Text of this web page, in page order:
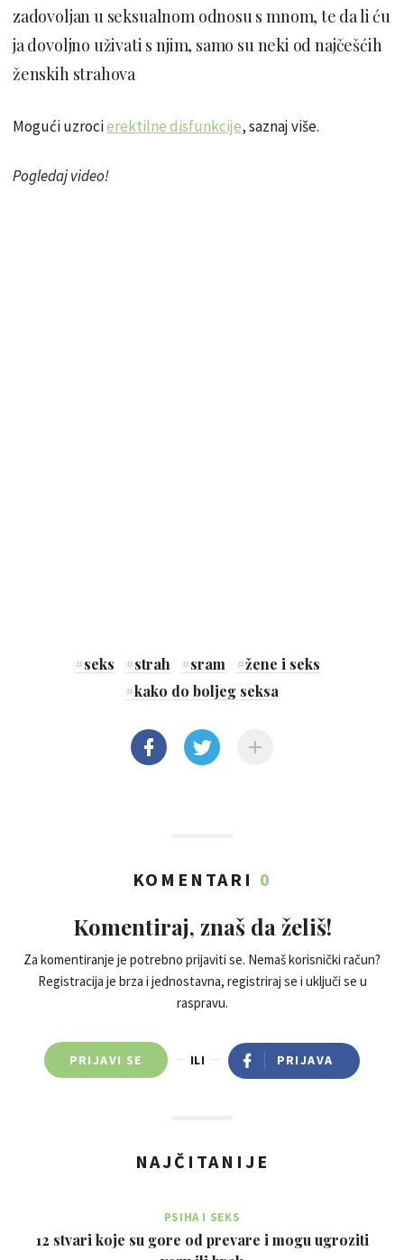
zadovoljan u seksualnom odnosu s mnom, te da li ću
ja dovoljno uživati s njim, samo su neki od najčešćih
ženskih strahova
Mogući uzrocierektilne disfunkcije, saznaj više.
Pogledaj video!
#seks #strah #sram #žene i seks
#kako do boljeg seksa
KOMENTARI 0
Komentiraj, znaš da želiš!
Za komentiranje je potrebno prijaviti se. Nemaš korisnički račun?
Registracija je brza i jednostavna, registriraj se i uključi se u
raspravu.
PRIJAVI SE ILI PRIJAVA
NAJČITANIJE
PSIHA I SEKS
12 stvari koje su gore od prevare i mogu ugroziti